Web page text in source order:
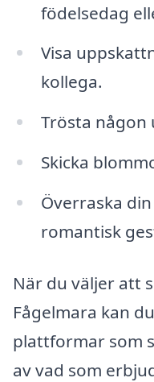
födelsedag
Visa
kollega.
Trösta någon
Skicka
Överraska
romantisk
När du väljer att
Fågelmara kan
plattformar som
av vad som